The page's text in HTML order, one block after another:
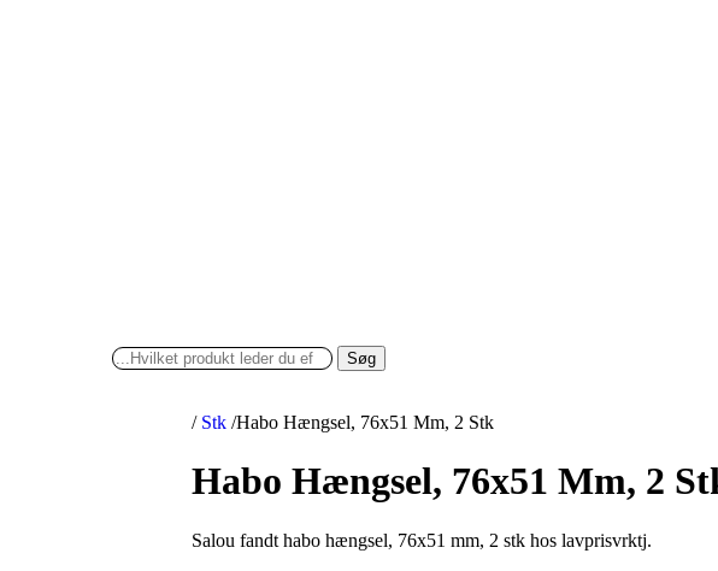
Søg
/ Stk /Habo Hængsel, 76x51 Mm, 2 Stk
Habo Hængsel, 76x51 Mm, 2
Salou fandt habo hængsel, 76x51 mm, 2 stk hos lavprisvrktj.